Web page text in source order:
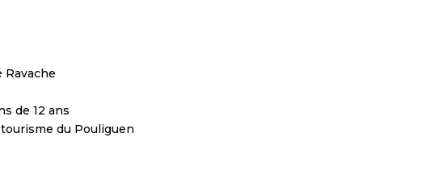
Ravache
de 12 ans
du Pouliguen